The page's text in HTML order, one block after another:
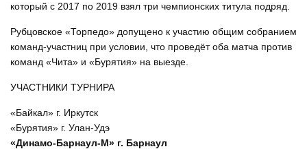
который с 2017 по 2019 взял три чемпионских титула подряд.
Рубцовское «Торпедо» допущено к участию общим собранием
команд-участниц при условии, что проведёт оба матча против
команд «Чита» и «Бурятия» на выезде.
УЧАСТНИКИ ТУРНИРА
«Байкал» г. Иркутск
«Бурятия» г. Улан-Удэ
«Динамо-Барнаул-М» г. Барнаул